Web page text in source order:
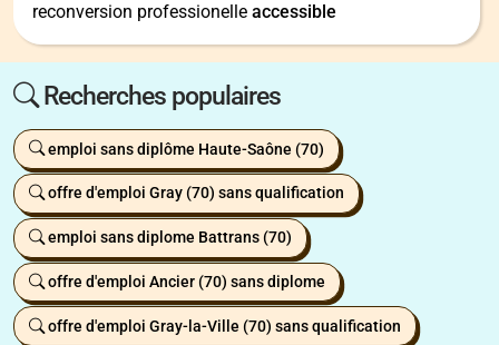
reconversion professionelle accessible
Recherches populaires
emploi sans diplôme Haute-Saône (70)
offre d'emploi Gray (70) sans qualification
emploi sans diplome Battrans (70)
offre d'emploi Ancier (70) sans diplome
offre d'emploi Gray-la-Ville (70) sans qualification